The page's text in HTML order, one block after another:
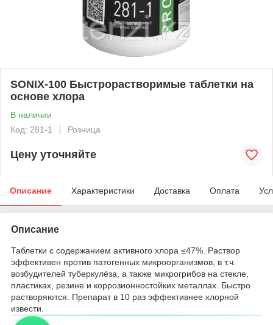
SONIX-100 Быстрорастворимые таблетки на
основе хлора
В наличии
Код: 281-1
Розница
Цену уточняйте
Описание Характеристики Доставка Оплата
Описание
Таблетки с содержанием активного хлора ≤47%. Раствор
эффективен против патогенных микроорганизмов, в т.ч.
возбудителей туберкулёза, а также микрогрибов на стекле,
пластиках, резине и коррозионностойких металлах. Быстро
растворяются. Препарат в 10 раз эффективнее хлорной
извести.